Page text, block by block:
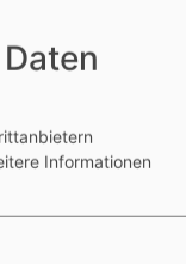
Informationen